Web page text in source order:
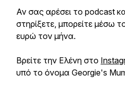
Αν σας αρέσει το podcast
στηρίξετε, μπορείτε μέσω
ευρώ τον μήνα.
Βρείτε την Ελένη στο
υπό το όνομα Georgie's